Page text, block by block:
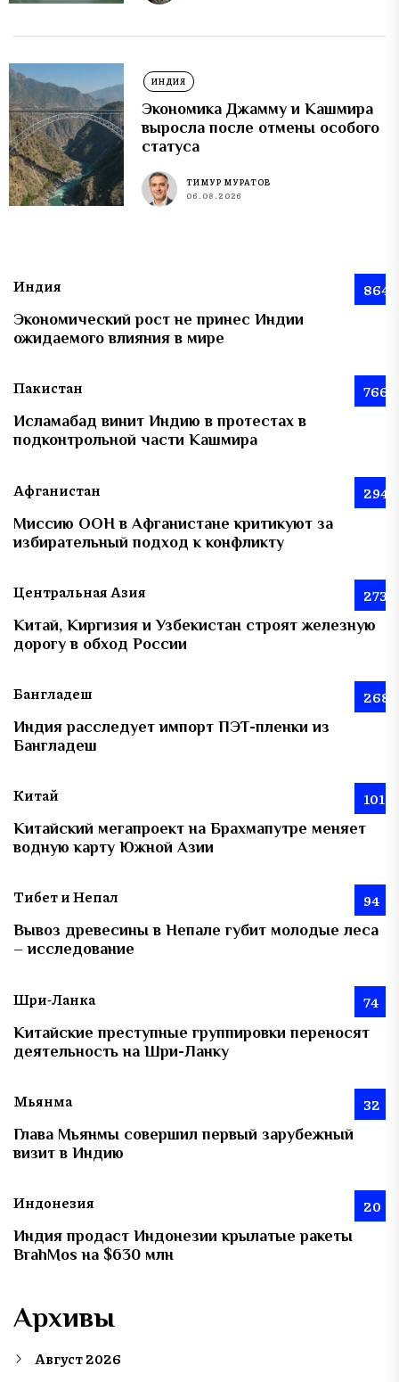
ИНДИЯ
Экономика Джамму и Кашмира
выросла после отмены особого
статуса
ТИМУР МУРАТОВ
06.08.2026
Индия 864
Экономический рост не принес Индии
ожидаемого влияния в мире
Пакистан 766
Исламабад винит Индию в протестах в
подконтрольной части Кашмира
Афганистан 294
Миссию ООН в Афганистане критикуют за
избирательный подход к конфликту
Центральная Азия 273
Китай, Киргизия и Узбекистан строят железную
дорогу в обход России
Бангладеш 268
Индия расследует импорт ПЭТ-пленки из
Бангладеш
Китай 101
Китайский мегапроект на Брахмапутре меняет
водную карту Южной Азии
Тибет и Непал 94
Вывоз древесины в Непале губит молодые леса
– исследование
Шри-Ланка 74
Китайские преступные группировки переносят
деятельность на Шри-Ланку
Мьянма 32
Глава Мьянмы совершил первый зарубежный
визит в Индию
Индонезия 20
Индия продаст Индонезии крылатые ракеты
BrahMos на $630 млн
Архивы
Август 2026